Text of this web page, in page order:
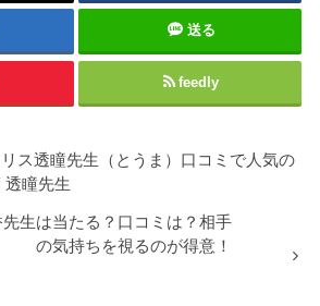
送る
feedly
ス透瞳先生（とうま）口コミで人気の
透瞳先生
生は当たる？口コミは？相手
の気持ちを視るのが得意！